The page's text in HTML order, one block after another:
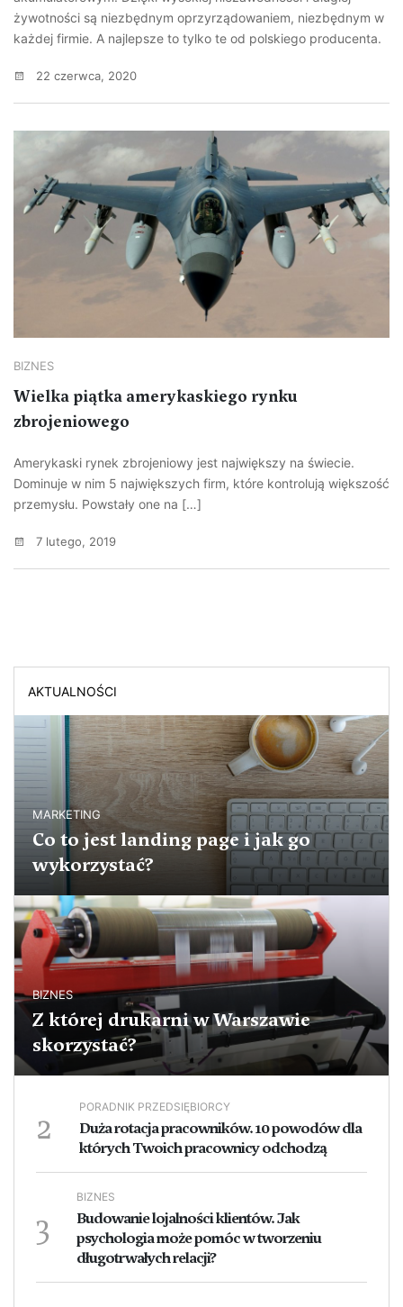
żywotności są niezbędnym oprzyrządowaniem, niezbędnym w
każdej firmie. A najlepsze to tylko te od polskiego producenta.
22 czerwca, 2020
BIZNES
Wielka piątka amerykaskiego rynku
zbrojeniowego
Amerykaski rynek zbrojeniowy jest największy na świecie.
Dominuje w nim 5 największych firm, które kontrolują większość
przemysłu. Powstały one na […]
7 lutego, 2019
AKTUALNOŚCI
MARKETING
Co to jest landing page i jak go
wykorzystać?
BIZNES
Z której drukarni w Warszawie
skorzystać?
2 PORADNIK PRZEDSIĘBIORCY
Duża rotacja pracowników. 10 powodów dla
których Twoich pracownicy odchodzą
3
BIZNES
Budowanie lojalności klientów. Jak
psychologia może pomóc w tworzeniu
długotrwałych relacji?